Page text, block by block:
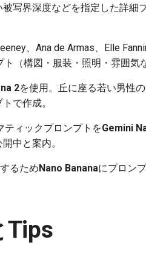
写界深度などを指定した詳細
、Ana de Armas、Elle
（構図・服装・照明・雰囲気
2を使用。丘に座る若い男性
で作成。
ティックプロンプトをGemini
中と案内。
るためNano Bananaにプロン
Tips